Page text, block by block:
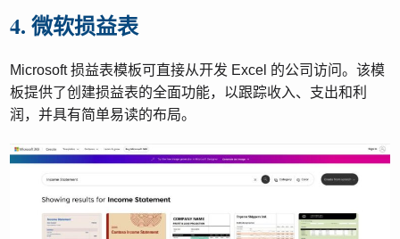
4. 微软损益表
Microsoft 损益表模板可直接从开发 Excel 的公司访问。该模
板提供了创建损益表的全面功能，以跟踪收入、支出和利
润，并具有简单易读的布局。